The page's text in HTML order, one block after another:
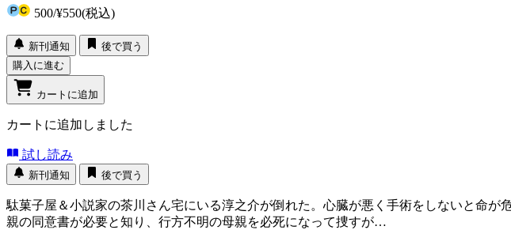
500/¥550(税込)
新刊通知
後で買う
購入に進む
カートに追加
カートに追加しました
試し読み
新刊通知 後で買う
駄菓子屋＆小説家の茶川さん宅にいる淳之介が倒れた。心臓が悪く手術をしないと命
親の同意書が必要と知り、行方不明の母親を必死になって捜すが…